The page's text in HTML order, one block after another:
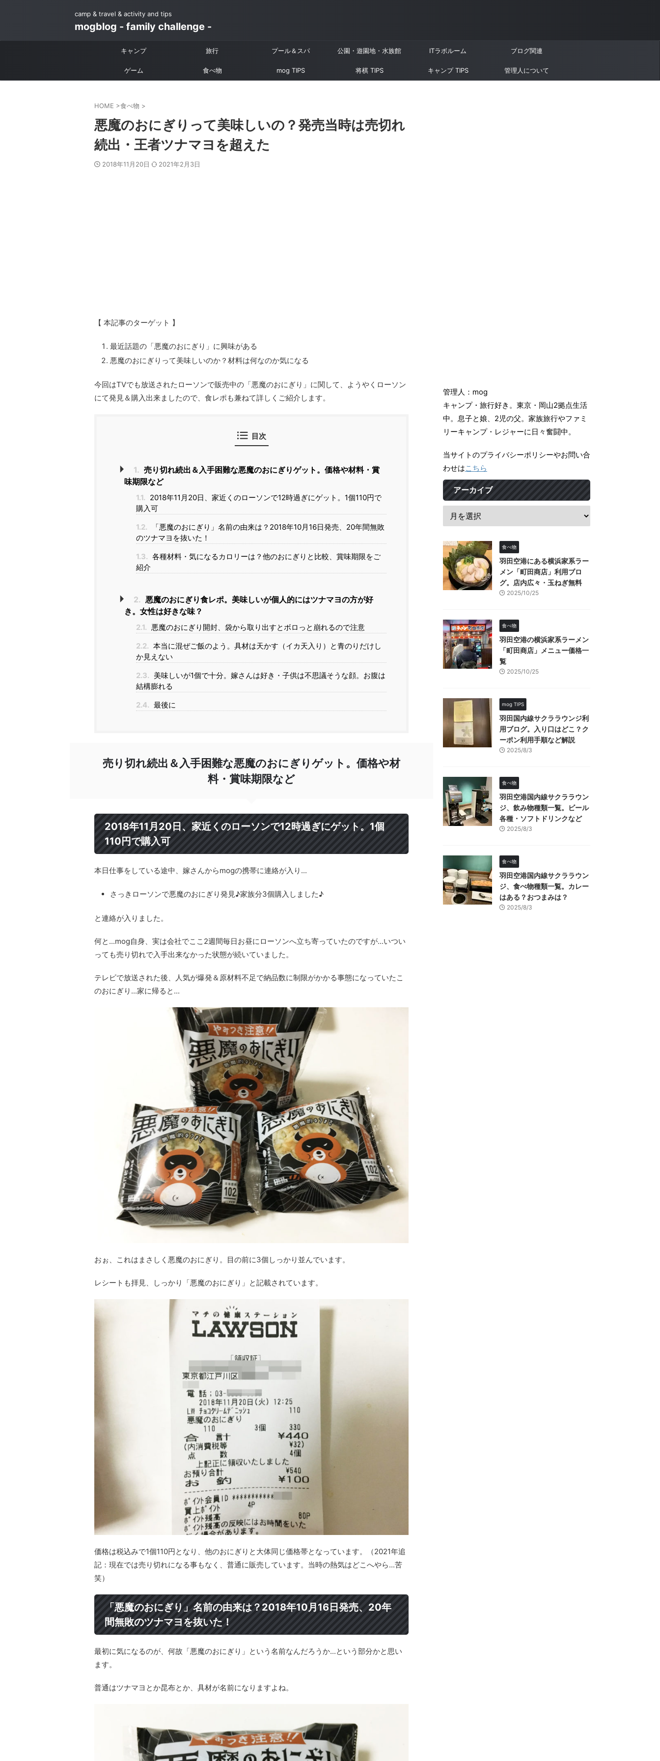
camp & travel & activity and tips
mogblog - family challenge -
キャンプ 旅行 プール＆スパ 公園・遊園地・水族館 ITラボルーム ブログ関連
ゲーム 食べ物 mog TIPS 将棋 TIPS キャンプ TIPS 管理人について
HOME >食べ物 >
悪魔のおにぎりって美味しいの？発売当時は売切れ
続出・王者ツナマヨを超えた
2018年11月20日 2021年2月3日
【 本記事のターゲット 】
最近話題の「悪魔のおにぎり」に興味がある
悪魔のおにぎりって美味しいのか？材料は何なのか気になる
今回はTVでも放送されたローソンで販売中の「悪魔のおにぎり」に関して、ようやくローソン
にて発見＆購入出来ましたので、食レポも兼ねて詳しくご紹介します。
目次
1. 売り切れ続出＆入手困難な悪魔のおにぎりゲット。価格や材料・賞
味期限など
1.1. 2018年11月20日、家近くのローソンで12時過ぎにゲット。1個110円で
購入可
1.2.
「悪魔のおにぎり」名前の由来は？2018年10月16日発売、20年間無敗
のツナマヨを抜いた！
1.3. 各種材料・気になるカロリーは？他のおにぎりと比較、賞味期限をご
紹介
2. 悪魔のおにぎり食レポ。美味しいが個人的にはツナマヨの方が好
き。女性は好きな味？
2.1. 悪魔のおにぎり開封、袋から取り出すとボロっと崩れるので注意
2.2. 本当に混ぜご飯のよう。具材は天かす（イカ天入り）と青のりだけし
か見えない
2.3. 美味しいが1個で十分。嫁さんは好き・子供は不思議そうな顔。お腹は
結構膨れる
2.4. 最後に
売り切れ続出＆入手困難な悪魔のおにぎりゲット。価格や材
料・賞味期限など
2018年11月20日、家近くのローソンで12時過ぎにゲット。1個
110円で購入可
本日仕事をしている途中、嫁さんからmogの携帯に連絡が入り...
さっきローソンで悪魔のおにぎり発見♪家族分3個購入しました♪
と連絡が入りました。
何と...mog自身、実は会社でここ2週間毎日お昼にローソンへ立ち寄っていたのですが...いつい
っても売り切れで入手出来なかった状態が続いていました。
テレビで放送された後、人気が爆発＆原材料不足で納品数に制限がかかる事態になっていたこ
のおにぎり...家に帰ると...
おぉ、これはまさしく悪魔のおにぎり。目の前に3個しっかり並んでいます。
レシートも拝見、しっかり「悪魔のおにぎり」と記載されています。
価格は税込みで1個110円となり、他のおにぎりと大体同じ価格帯となっています。（2021年追
記：現在では売り切れになる事もなく、普通に販売しています。当時の熱気はどこへやら...苦
笑）
「悪魔のおにぎり」名前の由来は？2018年10月16日発売、20年
間無敗のツナマヨを抜いた！
最初に気になるのが、何故「悪魔のおにぎり」という名前なんだろうか...という部分かと思い
ます。
普通はツナマヨとか昆布とか、具材が名前になりますよね。
管理人：mog
キャンプ・旅行好き。東京・岡山2拠点生活
中。息子と娘、2児の父。家族旅行やファミ
リーキャンプ・レジャーに日々奮闘中。
当サイトのプライバシーポリシーやお問い合
わせはこちら
アーカイブ
食べ物
羽田空港にある横浜家系ラー
メン「町田商店」利用ブロ
グ。店内広々・玉ねぎ無料
2025/10/25
食べ物
羽田空港の横浜家系ラーメン
「町田商店」メニュー価格一
覧
2025/10/25
mog TIPS
羽田国内線サクララウンジ利
用ブログ。入り口はどこ？ク
ーポン利用手順など解説
2025/8/3
食べ物
羽田空港国内線サクララウン
ジ、飲み物種類一覧。ビール
各種・ソフトドリンクなど
2025/8/3
食べ物
羽田空港国内線サクララウン
ジ、食べ物種類一覧。カレー
はある？おつまみは？
2025/8/3